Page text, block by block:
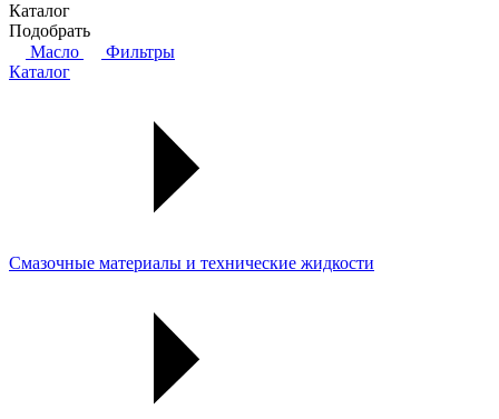
Каталог
Подобрать
Масло
Фильтры
Каталог
Смазочные материалы и технические жидкости